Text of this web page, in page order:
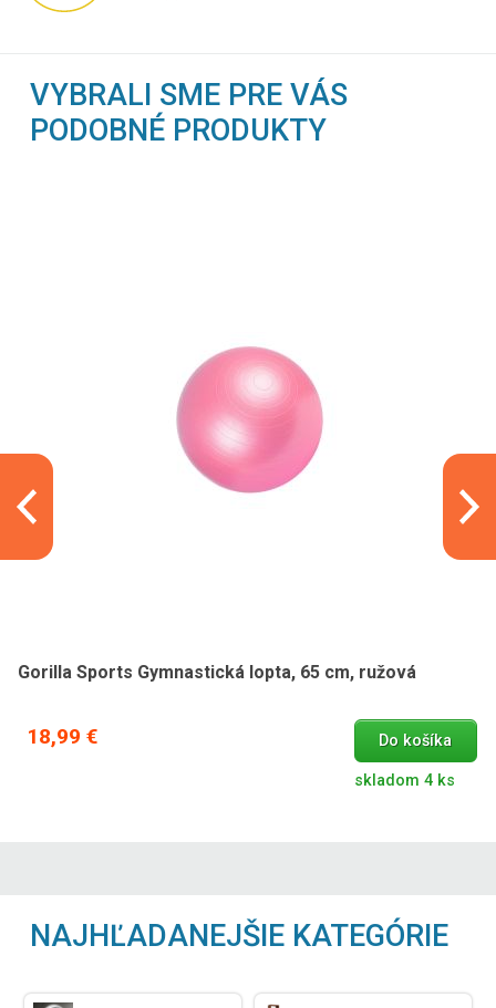
VYBRALI SME PRE VÁS
PODOBNÉ PRODUKTY
Gorilla Sports Gymnastická lopta, 65 cm, ružová
18,99 € Do košíka
skladom 4 ks
NAJHĽADANEJŠIE KATEGÓRIE